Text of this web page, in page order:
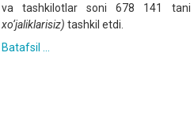
va tashkilotlar soni 678 141 tani
xo‘jaliklarisiz) tashkil etdi.
Batafsil ...